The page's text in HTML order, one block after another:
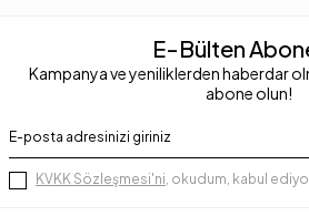
E-Bülten
Kampanya ve yeniliklerden haberdar
abone olun!
KVKK Sözleşmesi'ni, okudum, kabul